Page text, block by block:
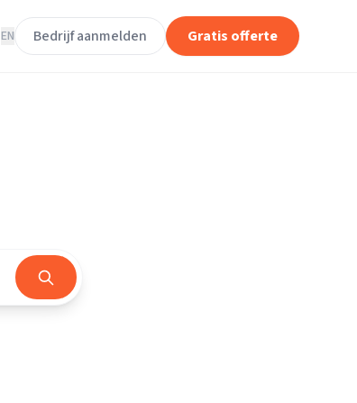
EN Bedrijf aanmelden Gratis offerte